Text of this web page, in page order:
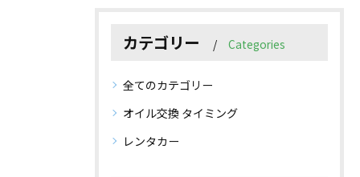
カテゴリー Categories
全てのカテゴリー
オイル交換 タイミング
レンタカー